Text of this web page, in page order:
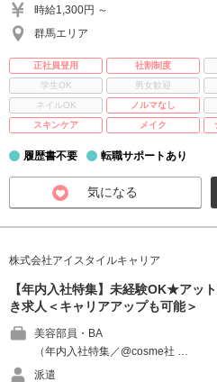
時給1,300円 ～
群馬エリア
正社員登用 社割制度
学生OK
男女歓迎
ネイルOK
ノルマなし
スキンケア
メイク
履歴書不要 転職サポートあり
気になる
株式会社アイスタイルキャリア
【年内入社特集】未経験OK★アッ
き求人＜キャリアアップも可能＞
美容部員・BA
（年内入社特集／@cosme社 …
派遣